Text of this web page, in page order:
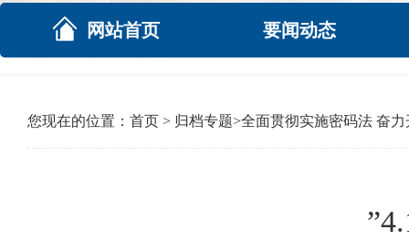
网站首页 要闻动态
您现在的位置： 首页 > 归档专题>全面贯彻实施密码法 奋